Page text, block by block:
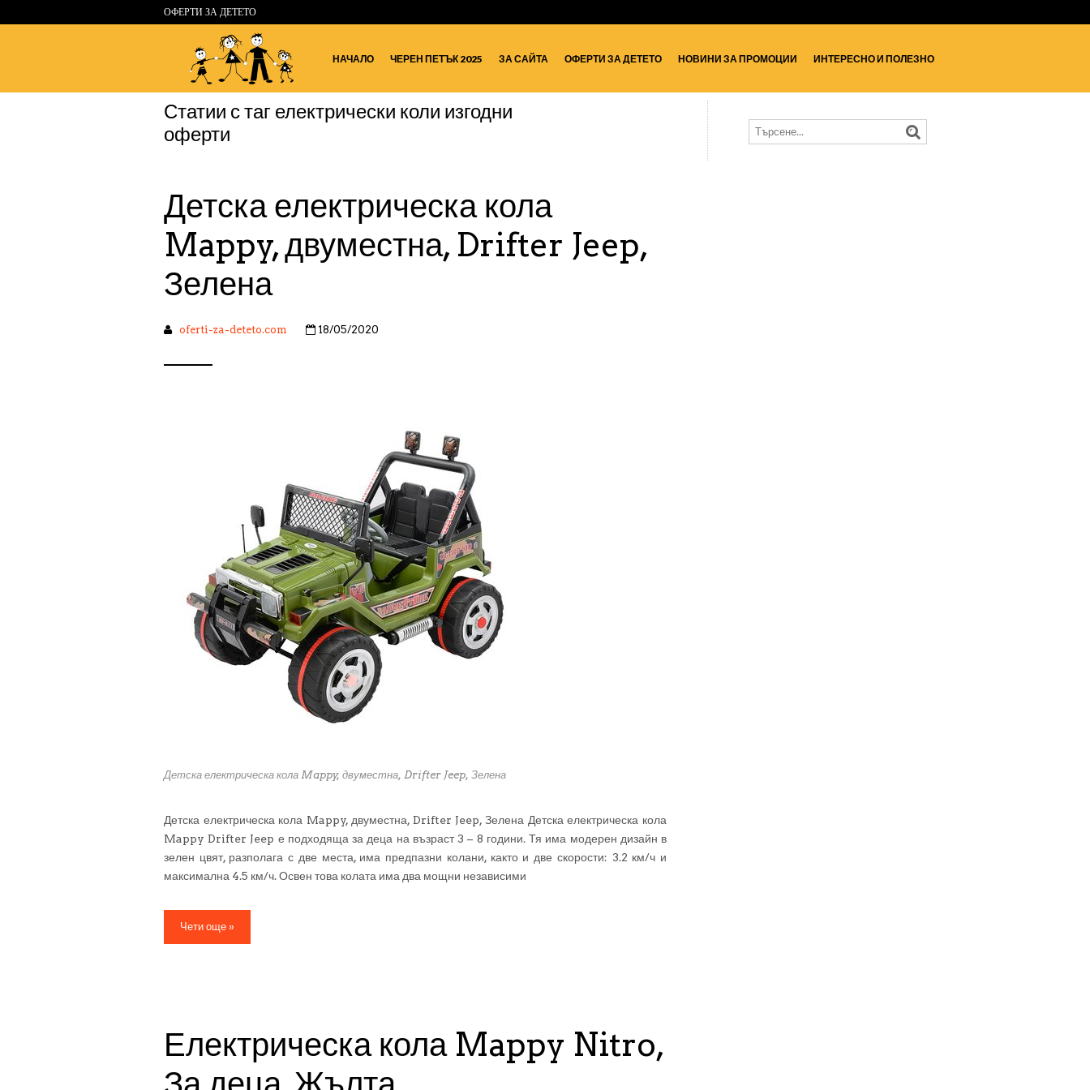
ОФЕРТИ ЗА ДЕТЕТО
НАЧАЛО ЧЕРЕН ПЕТЪК 2025 ЗА САЙТА ОФЕРТИ ЗА ДЕТЕТО НОВИНИ ЗА ПРОМОЦИИ ИНТЕРЕСНО И ПОЛЕЗНО
Статии с таг електрически коли изгодни
оферти
Детска електрическа кола
Mappy, двуместна, Drifter Jeep,
Зелена
oferti-za-deteto.com 18/05/2020
Детска електрическа кола Mappy, двуместна, Drifter Jeep, Зелена
Детска електрическа кола Mappy, двуместна, Drifter Jeep, Зелена Детска електрическа кола
Mappy Drifter Jeep е подходяща за деца на възраст 3 – 8 години. Тя има модерен дизайн в
зелен цвят, разполага с две места, има предпазни колани, както и две скорости: 3.2 км/ч и
максимална 4.5 км/ч. Освен това колата има два мощни независими
Чети още »
Електрическа кола Mappy Nitro,